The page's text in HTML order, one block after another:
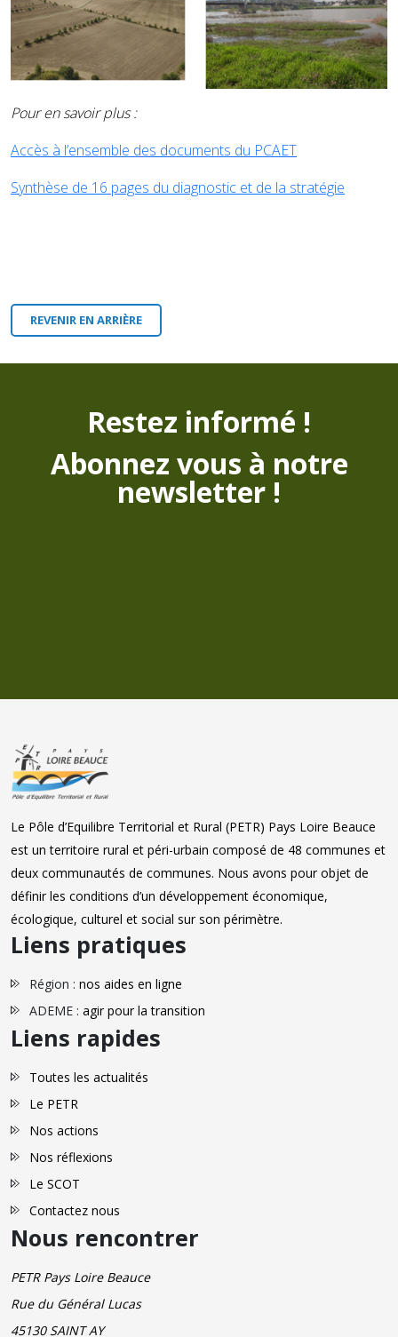
Pour en savoir plus :
Accès à l’ensemble des documents du PCAET
Synthèse de 16 pages du diagnostic et de la stratégie
REVENIR EN ARRIÈRE
Restez informé !
Abonnez vous à notre
newsletter !
Le Pôle d’Equilibre Territorial et Rural (PETR) Pays Loire Beauce
est un territoire rural et péri-urbain composé de 48 communes et
deux communautés de communes. Nous avons pour objet de
définir les conditions d’un développement économique,
écologique, culturel et social sur son périmètre.
Liens pratiques
Région : nos aides en ligne
ADEME : agir pour la transition
Liens rapides
Toutes les actualités
Le PETR
Nos actions
Nos réflexions
Le SCOT
Contactez nous
Nous rencontrer
PETR Pays Loire Beauce
Rue du Général Lucas
45130 SAINT AY